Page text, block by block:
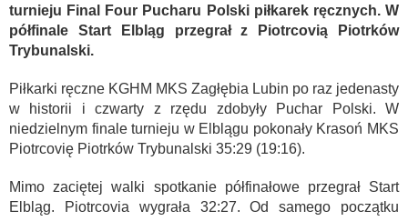
turnieju Final Four Pucharu Polski piłkarek ręcznych. W
półfinale Start Elbląg przegrał z Piotrcovią Piotrków
Trybunalski.
Piłkarki ręczne KGHM MKS Zagłębia Lubin po raz jedenasty
w historii i czwarty z rzędu zdobyły Puchar Polski. W
niedzielnym finale turnieju w Elblągu pokonały Krasoń MKS
Piotrcovię Piotrków Trybunalski 35:29 (19:16).
Mimo zaciętej walki spotkanie półfinałowe przegrał Start
Elbląg. Piotrcovia wygrała 32:27. Od samego początku